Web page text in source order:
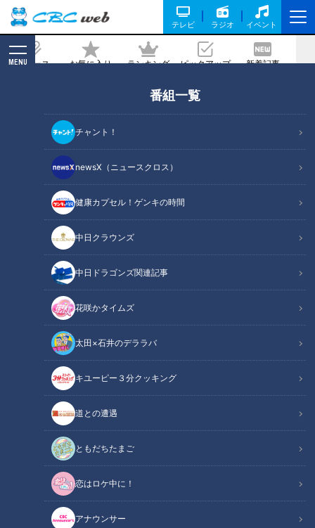
テレビ ラジオ イベント
ニュース お気に入り ランキング ピックアップ 新着記事
MENU
番組一覧
チャント！
newsX（ニュースクロス）
健康カプセル！ゲンキの時間
中日クラウンズ
中日ドラゴンズ関連記事
花咲かタイムズ
太田×石井のデララバ
キユーピー３分クッキング
道との遭遇
ともだちたまご
恋はロケ中に！
アナウンサー
そ分けされたら一人前の名古屋人（？）
～大竹敏之のシン・名古屋めし
2025/02/27 16:00
CBCテレビ：画像『デララバ』
太田×石井のデララバ
大竹敏之のシン・名古屋めし
子どもが家庭でつくる庶民的なお菓子
家には型がたくさん!?